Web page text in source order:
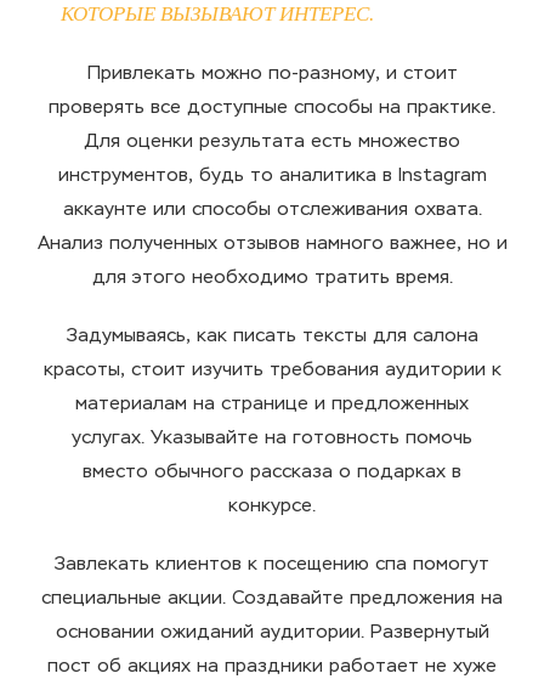
КОТОРЫЕ ВЫЗЫВАЮТ ИНТЕРЕС.
Привлекать можно по-разному, и стоит
проверять все доступные способы на практике.
Для оценки результата есть множество
инструментов, будь то аналитика в Instagram
аккаунте или способы отслеживания охвата.
Анализ полученных отзывов намного важнее, но и
для этого необходимо тратить время.
Задумываясь, как писать тексты для салона
красоты, стоит изучить требования аудитории к
материалам на странице и предложенных
услугах. Указывайте на готовность помочь
вместо обычного рассказа о подарках в
конкурсе.
Завлекать клиентов к посещению спа помогут
специальные акции. Создавайте предложения на
основании ожиданий аудитории. Развернутый
пост об акциях на праздники работает не хуже